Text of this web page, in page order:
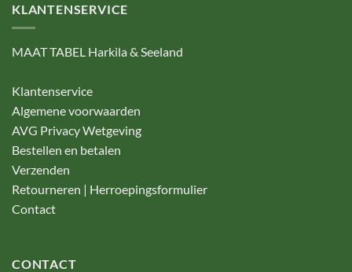
KLANTENSERVICE
MAAT TABEL Harkila & Seeland
Klantenservice
Algemene voorwaarden
AVG Privacy Wetgeving
Bestellen en betalen
Verzenden
Retourneren | Herroepingsformulier
Contact
CONTACT